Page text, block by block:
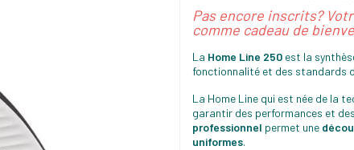
Pas encore inscrits?
comme cadeau de
La Home Line 250 est la
fonctionnalité et des standards
La Home Line qui est née de la
garantir des performances et
professionnel permet une
uniformes.